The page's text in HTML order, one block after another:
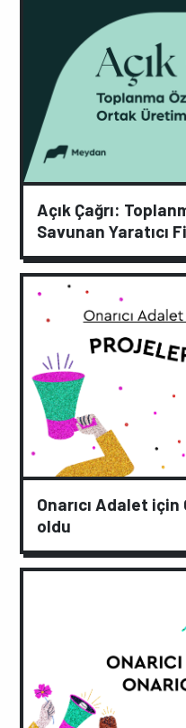
Açık Çağrı:
Savunan Yaratıcı
Onarıcı Adalet için
oldu